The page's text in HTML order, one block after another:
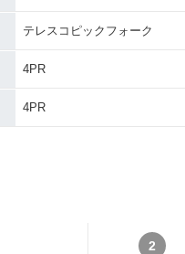
テレスコピックフォーク
4PR
4PR
2